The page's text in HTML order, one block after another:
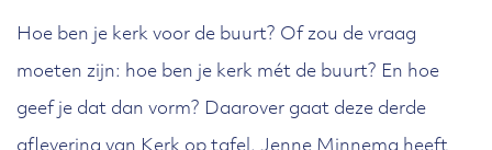
Hoe ben je kerk voor de buurt? Of zou de vraag
moeten zijn: hoe ben je kerk mét de buurt? En hoe
geef je dat dan vorm? Daarover gaat deze derde